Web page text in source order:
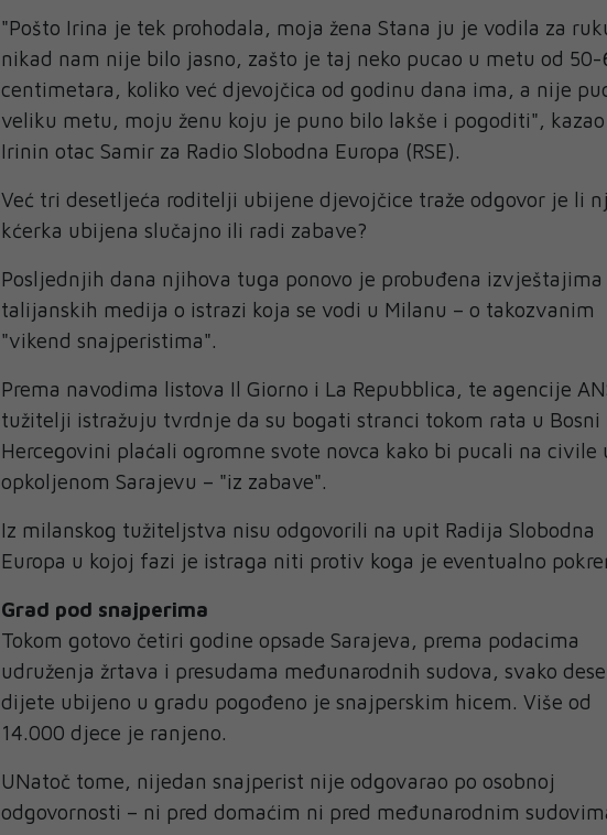
"Pošto Irina je tek prohodala, moja žena Stana ju je vodila za
nikad nam nije bilo jasno, zašto je taj neko pucao u metu od 50-
centimetara, koliko već djevojčica od godinu dana ima, a nije
veliku metu, moju ženu koju je puno bilo lakše i pogoditi",
Irinin otac Samir za Radio Slobodna Europa (RSE).
Već tri desetljeća roditelji ubijene djevojčice traže odgovor je li
kćerka ubijena slučajno ili radi zabave?
Posljednjih dana njihova tuga ponovo je probuđena izvještajima
talijanskih medija o istrazi koja se vodi u Milanu – o takozvanim
"vikend snajperistima".
Prema navodima listova Il Giorno i La Repubblica, te agencije
tužitelji istražuju tvrdnje da su bogati stranci tokom rata u Bosni
Hercegovini plaćali ogromne svote novca kako bi pucali na civile
opkoljenom Sarajevu – "iz zabave".
Iz milanskog tužiteljstva nisu odgovorili na upit Radija Slobodna
Europa u kojoj fazi je istraga niti protiv koga je eventualno
Grad pod snajperima
Tokom gotovo četiri godine opsade Sarajeva, prema podacima
udruženja žrtava i presudama međunarodnih sudova, svako
dijete ubijeno u gradu pogođeno je snajperskim hicem. Više od
14.000 djece je ranjeno.
UNatoč tome, nijedan snajperist nije odgovarao po osobnoj
odgovornosti – ni pred domaćim ni pred međunarodnim